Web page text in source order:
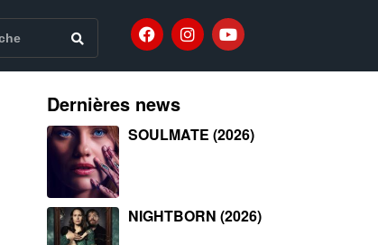
Dernières news
SOULMATE (2026)
NIGHTBORN (2026)